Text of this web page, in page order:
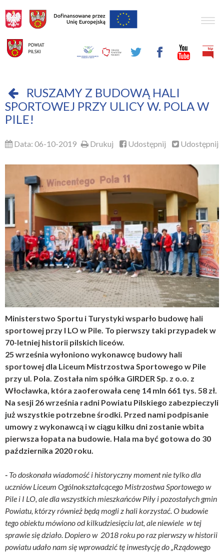
RUSZAMY Z BUDOWĄ HALI
SPORTOWEJ PRZY ULICY W. POLA W
PILE!
Data: 06-10-2019 Drukuj Udostępnij Udostępnij
Ministerstwo Sportu i Turystyki wsparło budowę hali
sportowej przy I LO w Pile. To pierwszy taki przypadek w
70-letniej historii pilskich liceów.
25 września wyłoniono wykonawcę budowy hali
sportowej dla Liceum Mistrzostwa Sportowego w Pile
przy ul. Pola. Została nim spółka GIRDER Sp. z o.o. z
Włocławka, która zaoferowała cenę 14 mln 661 tys. 58 zł.
Na sesji 26 września radni Powiatu Pilskiego zabezpieczyli
już wszystkie potrzebne środki. Przed nami podpisanie
umowy z wykonawcą i w ciągu kilku dni zostanie wbita
pierwsza łopata na budowie. Hala ma być gotowa do 30
października 2020 roku.
- To doskonała wiadomość i historyczny moment nie tylko dla
uczniów Liceum Ogólnokształcącego Mistrzostwa Sportowego w
Pile i I LO, ale dla wszystkich mieszkańców Piły i pozostałych gmin
Powiatu, którzy również będą mogli z hali korzystać. O budowie
tego obiektu mówiono od kilkudziesięciu lat, ale niewiele w tej
sprawie się działo. Dopiero w 2018 roku po raz pierwszy w historii
powiatu udało nam się wprowadzić tę inwestycję do „Rządowego